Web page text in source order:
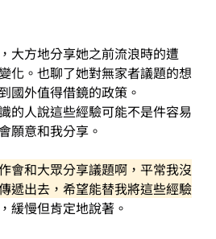
大方地分享她之前流浪時的遭
化。也聊了她對無家者議題的想
國外值得借鏡的政策。
的人說這些經驗可能不是件容易
願意和我分享。
會和大眾分享議題啊，平常我沒
遞出去，希望能替我將這些經驗
緩慢但肯定地說著。